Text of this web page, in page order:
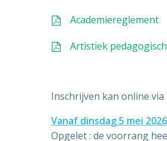
Academiereglement
Artistiek
Inschrijven kan online via
Vanaf dinsdag 5 mei
Opgelet : de voorrang